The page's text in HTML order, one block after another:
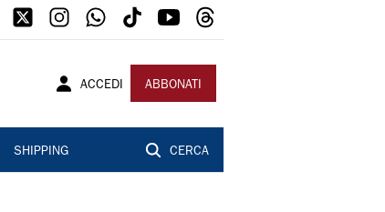
ACCEDI ABBONATI
SHIPPING CERCA